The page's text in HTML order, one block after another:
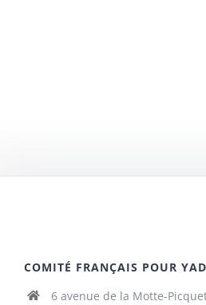
COMITÉ FRANÇAIS POUR
6 avenue de la Motte-